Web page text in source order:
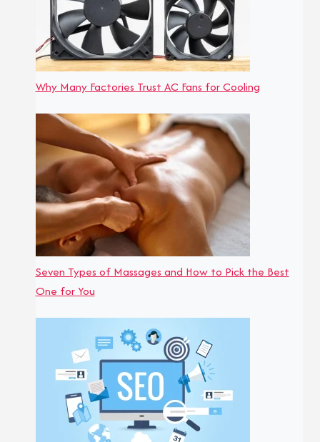
Why Many Factories Trust AC Fans for Cooling
Seven Types of Massages and How to Pick the Best
One for You